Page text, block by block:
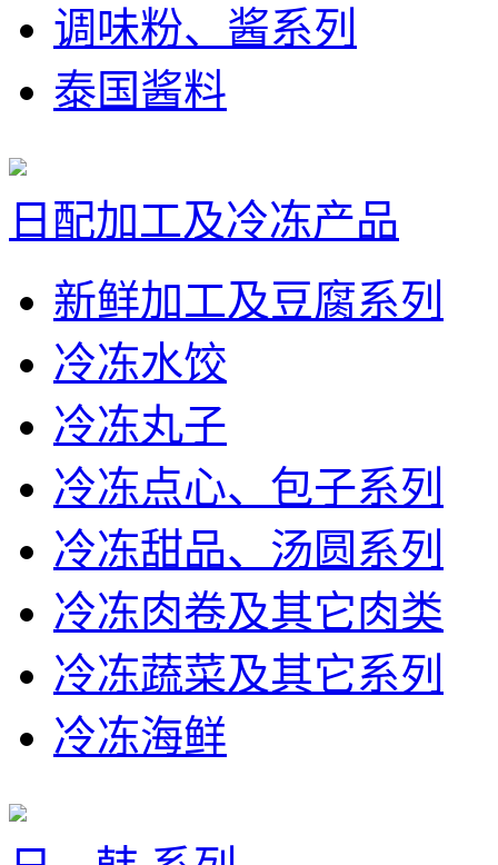
调味粉、酱系列
泰国酱料
日配加工及冷冻产品
新鲜加工及豆腐系列
冷冻水饺
冷冻丸子
冷冻点心、包子系列
冷冻甜品、汤圆系列
冷冻肉卷及其它肉类
冷冻蔬菜及其它系列
冷冻海鲜